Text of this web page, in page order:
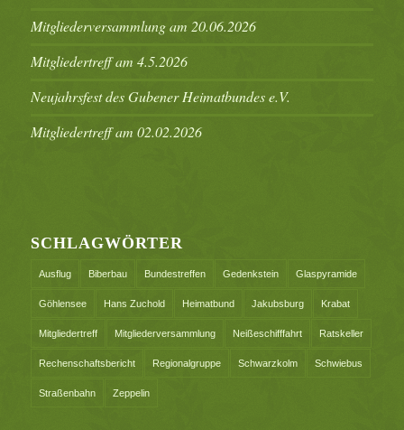
Mitgliederversammlung am 20.06.2026
Mitgliedertreff am 4.5.2026
Neujahrsfest des Gubener Heimatbundes e.V.
Mitgliedertreff am 02.02.2026
SCHLAGWÖRTER
Ausflug Biberbau Bundestreffen Gedenkstein Glaspyramide
Göhlensee Hans Zuchold Heimatbund Jakubsburg Krabat
Mitgliedertreff Mitgliederversammlung Neißeschifffahrt Ratskeller
Rechenschaftsbericht Regionalgruppe Schwarzkolm Schwiebus
Straßenbahn Zeppelin